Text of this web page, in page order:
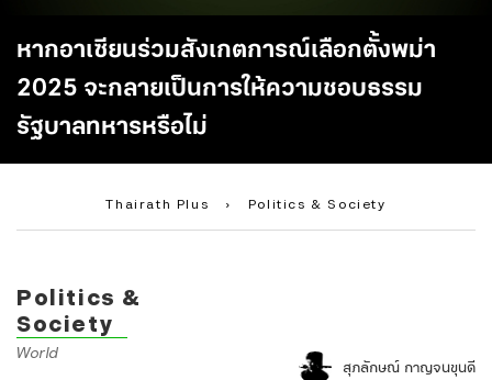
หากอาเซียนร่วมสังเกตการณ์เลือกตั้งพม่า
2025 จะกลายเป็นการให้ความชอบธรรม
รัฐบาลทหารหรือไม่
Thairath Plus › Politics & Society
Politics &
Society
World
สุภลักษณ์ กาญจนขุนดี